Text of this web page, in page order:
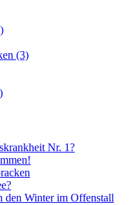
(3)
Nr. 1?
Winter im Offenstall